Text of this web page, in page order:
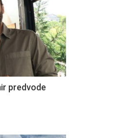
predvode